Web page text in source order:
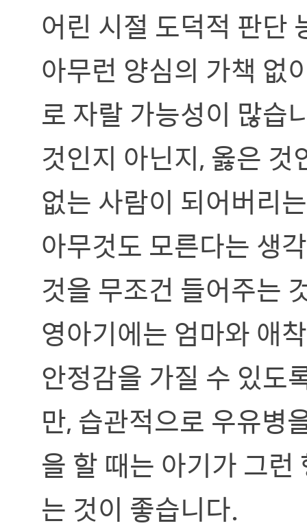
어린 시절 도덕적 판단
아무런 양심의 가책 없
로 자랄 가능성이 많습
것인지 아닌지, 옳은
없는 사람이 되어버리
아무것도 모른다는 생
것을 무조건 들어주는
영아기에는 엄마와 애
안정감을 가질 수 있도
만, 습관적으로 우유병
을 할 때는 아기가 그
는 것이 좋습니다.